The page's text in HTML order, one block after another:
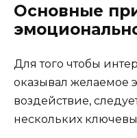
Основные
Для того чтобы
оказывал желаемое
воздействие,
нескольких